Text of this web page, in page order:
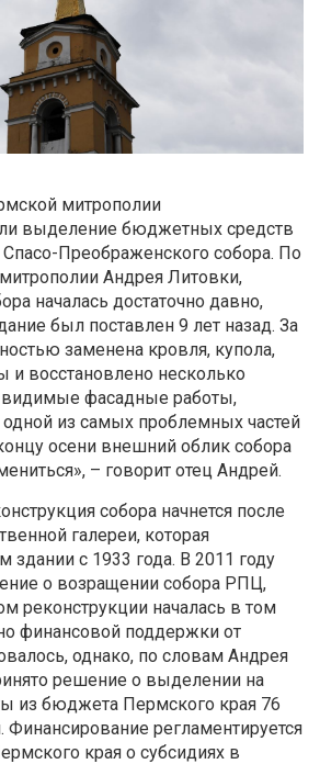
митрополии
выделение бюджетных средств
Преображенского собора. По
Андрея Литовки,
началась достаточно давно,
был поставлен 9 лет назад. За
заменена кровля, купола,
и восстановлено несколько
фасадные работы,
из самых проблемных частей
осени внешний облик собора
– говорит отец Андрей.
собора начнется после
галереи, которая
здании с 1933 года. В 2011 году
о возращении собора РПЦ,
реконструкции началась в том
финансовой поддержки от
однако, по словам Андрея
решение о выделении на
из бюджета Пермского края 76
регламентируется
края о субсидиях в